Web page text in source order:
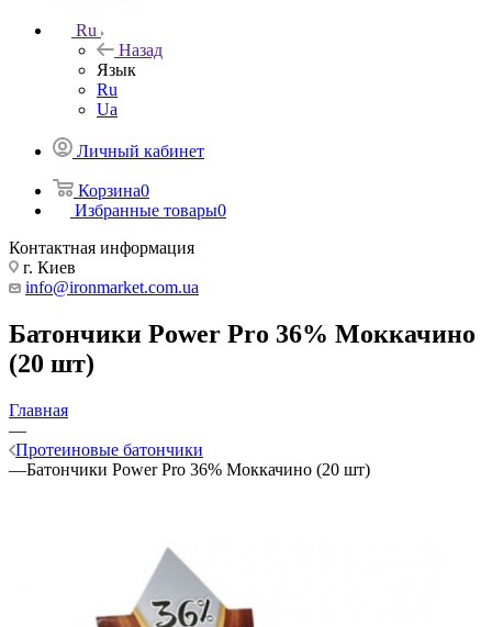
Ru
Назад
Язык
Ru
Ua
Личный кабинет
Корзина0
Избранные товары0
Контактная информация
г. Киев
info@ironmarket.com.ua
Батончики Power Pro 36% Моккачино
(20 шт)
Главная
—
Протеиновые батончики
—Батончики Power Pro 36% Моккачино (20 шт)